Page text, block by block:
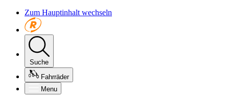
Zum Hauptinhalt wechseln
Suche
Fahrräder
Menu